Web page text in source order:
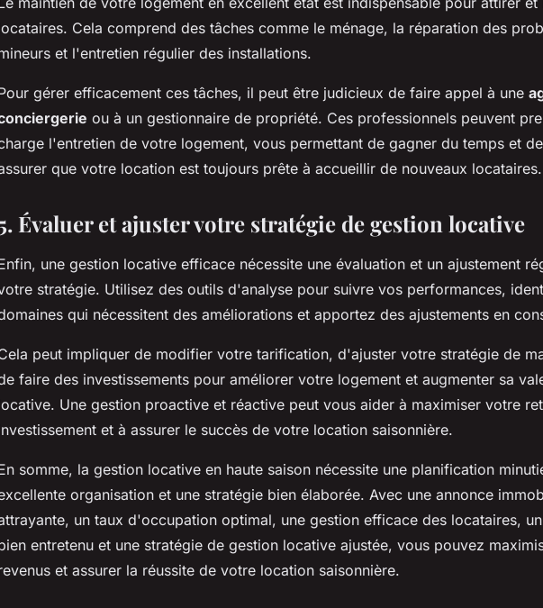
Cela comprend des tâches comme le ménage, la réparation des
et l'entretien régulier des installations.
gérer efficacement ces tâches, il peut être judicieux de faire appel à une
ou à un gestionnaire de propriété. Ces professionnels peuvent
l'entretien de votre logement, vous permettant de gagner du temps et
que votre location est toujours prête à accueillir de nouveaux locataires.
Évaluer et ajuster votre stratégie de gestion locative
une gestion locative efficace nécessite une évaluation et un ajustement
stratégie. Utilisez des outils d'analyse pour suivre vos performances,
qui nécessitent des améliorations et apportez des ajustements en
peut impliquer de modifier votre tarification, d'ajuster votre stratégie de
faire des investissements pour améliorer votre logement et augmenter sa
Une gestion proactive et réactive peut vous aider à maximiser votre
et à assurer le succès de votre location saisonnière.
somme, la gestion locative en haute saison nécessite une planification
organisation et une stratégie bien élaborée. Avec une annonce
un taux d'occupation optimal, une gestion efficace des locataires,
entretenu et une stratégie de gestion locative ajustée, vous pouvez
et assurer la réussite de votre location saisonnière.